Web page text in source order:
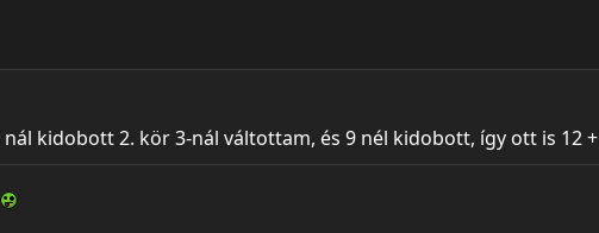
kidobott 2. kör 3-nál váltottam, és 9 nél kidobott, így ott is 12 +